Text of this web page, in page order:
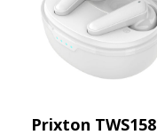
Prixton TWS158